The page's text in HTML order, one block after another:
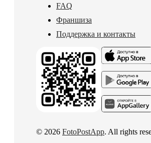
FAQ
Франшиза
Поддержка и контакты
© 2026 FotoPostApp. All rights